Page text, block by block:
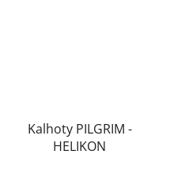
Kalhoty PILGRIM -
HELIKON